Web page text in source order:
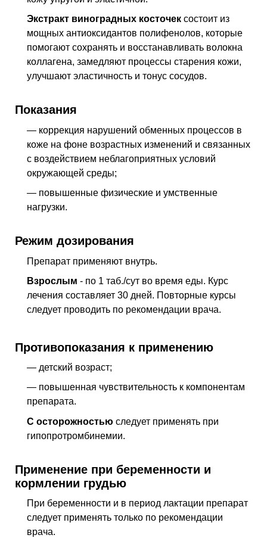
Экстракт виноградных косточек состоит из
мощных антиоксидантов полифенолов, которые
помогают сохранять и восстанавливать волокна
коллагена, замедляют процессы старения кожи,
улучшают эластичность и тонус сосудов.
Показания
— коррекция нарушений обменных процессов в
коже на фоне возрастных изменений и связанных
с воздействием неблагоприятных условий
окружающей среды;
— повышенные физические и умственные
нагрузки.
Режим дозирования
Препарат применяют внутрь.
Взрослым - по 1 таб./сут во время еды. Курс
лечения составляет 30 дней. Повторные курсы
следует проводить по рекомендации врача.
Противопоказания к применению
— детский возраст;
— повышенная чувствительность к компонентам
препарата.
С осторожностью следует применять при
гипопротромбинемии.
Применение при беременности и
кормлении грудью
При беременности и в период лактации препарат
следует применять только по рекомендации
врача.